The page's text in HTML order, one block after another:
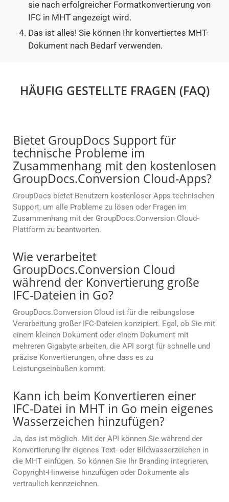
sie nach erfolgreicher Formatkonvertierung von
IFC in MHT angezeigt wird.
Das ist alles! Sie können Ihr konvertiertes MHT-
Dokument nach Bedarf verwenden.
HÄUFIG GESTELLTE FRAGEN (FAQ)
Bietet GroupDocs Support für
technische Probleme im
Zusammenhang mit den kostenlosen
GroupDocs.Conversion Cloud-Apps?
GroupDocs bietet Benutzern kostenloser Apps technischen
Support, um alle Probleme zu lösen oder Fragen im
Zusammenhang mit der GroupDocs.Conversion Cloud-
Plattform zu beantworten.
Wie verarbeitet
GroupDocs.Conversion Cloud
während der Konvertierung große
IFC-Dateien in Go?
GroupDocs.Conversion Cloud ist für die reibungslose
Verarbeitung großer IFC-Dateien konzipiert. Egal, ob Sie mit
einem kleinen Dokument oder einem Dokument mit
mehreren Gigabyte arbeiten, die API sorgt für schnelle und
präzise Konvertierungen, ohne dass es zu
Leistungseinbußen kommt.
Kann ich beim Konvertieren einer
IFC-Datei in MHT in Go mein eigenes
Wasserzeichen hinzufügen?
Ja, das ist möglich. Mit der API können Sie während der
Konvertierung Ihr eigenes Text- oder Bildwasserzeichen in
die MHT einfügen. So können Sie Ihr Branding integrieren,
Copyright-Hinweise hinzufügen oder Dokumente als
vertraulich kennzeichnen.